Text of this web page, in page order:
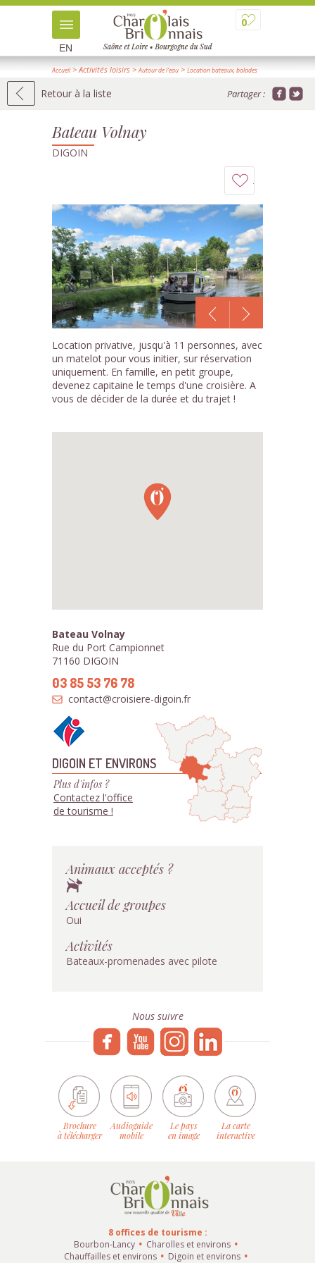
0
EN
Accueil> Activités loisirs >Autour de l'eau > Location bateaux, balades
Retour à la liste Partager :
Bateau Volnay
DIGOIN
à
mon
carnet
1 /4
Location privative, jusqu'à 11 personnes, avec
un matelot pour vous initier, sur réservation
uniquement. En famille, en petit groupe,
devenez capitaine le temps d'une croisière. A
vous de décider de la durée et du trajet !
Bateau Volnay
Rue du Port Campionnet
71160 DIGOIN
03 85 53 76 78
contact@croisiere-digoin.fr
DIGOIN ET ENVIRONS
Plus d'infos ?
Contactez l'office
de tourisme !
Animaux acceptés ?
Accueil de groupes
Oui
Activités
Bateaux-promenades avec pilote
Nous suivre
Brochure
à télécharger
Audioguide
mobile
Le pays
en image
La carte
interactive
8 offices de tourisme :
Bourbon-Lancy
Charolles et environs
Chauffailles et environs
Digoin et environs